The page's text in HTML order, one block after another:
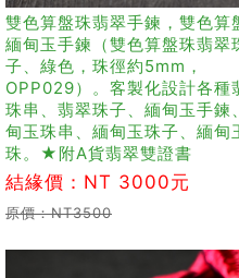
雙色算盤珠翡翠手鍊，雙色算
緬甸玉手鍊（雙色算盤珠翡翠
子、綠色，珠徑約5mm，
OPP029）。客製化設計各種
珠串、翡翠珠子、緬甸玉手鍊
甸玉珠串、緬甸玉珠子、緬甸
珠。★附A貨翡翠雙證書
結緣價：NT 3000元
原價：NT3500